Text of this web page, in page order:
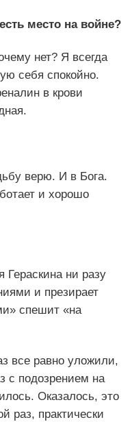
место на войне?
нет? Я всегда
себя спокойно.
в крови
верю. И в Бога.
и хорошо
Гераскина ни разу
и презирает
спешит «на
все равно уложили,
с подозрением на
Оказалось, это
раз, практически